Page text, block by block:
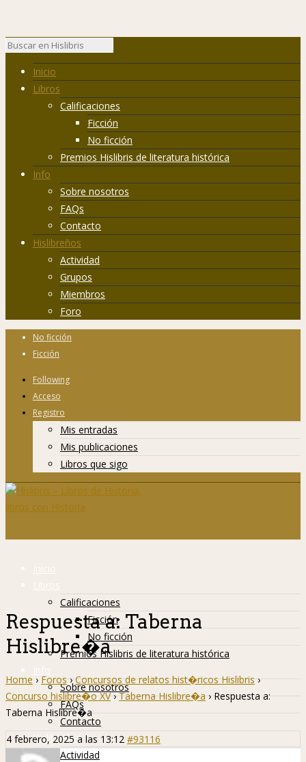
Inicio
Libros
Calificaciones
Ficción
No ficción
Premios Hislibris de literatura histórica
Info
Sobre nosotros
FAQs
Contacto
Hislibreños
Actividad
Grupos
Miembros
Foro
No ficción
Ficción
Following
Acceso
Registro
Mis entradas
Mis publicaciones
Libros que sigo
Inicio
Libros
Calificaciones
Ficción
No ficción
Premios Hislibris de literatura histórica
Info
Sobre nosotros
FAQs
Contacto
Hislibreños
Actividad
Respuesta a: Taberna
Hislibre�a
Home › Foros › Concursos de relatos hist�ricos Hislibris ›
Concurso hislibre�o XV › Taberna Hislibre�a › Respuesta a:
Taberna Hislibre�a
4 febrero, 2025 a las 13:12 #93116